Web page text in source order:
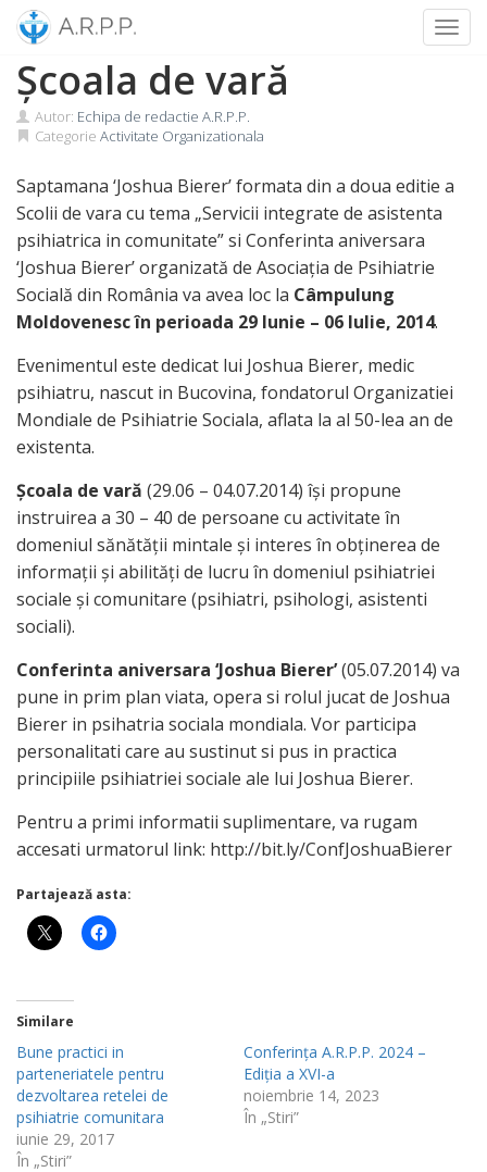
Skip
content
Școala de vară
Autor: Echipa de redactie A.R.P.P.
Categorie Activitate Organizationala
Saptamana ‘Joshua Bierer’ formata din a doua editie a
Scolii de vara cu tema „Servicii integrate de asistenta
psihiatrica in comunitate” si Conferinta aniversara
‘Joshua Bierer’ organizată de Asociaţia de Psihiatrie
Socială din România va avea loc la Câmpulung
Moldovenesc în perioada 29 Iunie – 06 Iulie, 2014.
Evenimentul este dedicat lui Joshua Bierer, medic
psihiatru, nascut in Bucovina, fondatorul Organizatiei
Mondiale de Psihiatrie Sociala, aflata la al 50-lea an de
existenta.
Şcoala de vară (29.06 – 04.07.2014) îşi propune
instruirea a 30 – 40 de persoane cu activitate în
domeniul sănătăţii mintale şi interes în obţinerea de
informaţii şi abilităţi de lucru în domeniul psihiatriei
sociale şi comunitare (psihiatri, psihologi, asistenti
sociali).
Conferinta aniversara ‘Joshua Bierer’(05.07.2014) va
pune in prim plan viata, opera si rolul jucat de Joshua
Bierer in psihatria sociala mondiala. Vor participa
personalitati care au sustinut si pus in practica
principiile psihiatriei sociale ale lui Joshua Bierer.
Pentru a primi informatii suplimentare, va rugam
accesati urmatorul link: http://bit.ly/ConfJoshuaBierer
Partajează asta:
Similare
Bune practici in
parteneriatele pentru
dezvoltarea retelei de
psihiatrie comunitara
iunie 29, 2017
În „Stiri”
Conferința A.R.P.P. 2024 –
Ediția a XVI-a
noiembrie 14, 2023
În „Stiri”